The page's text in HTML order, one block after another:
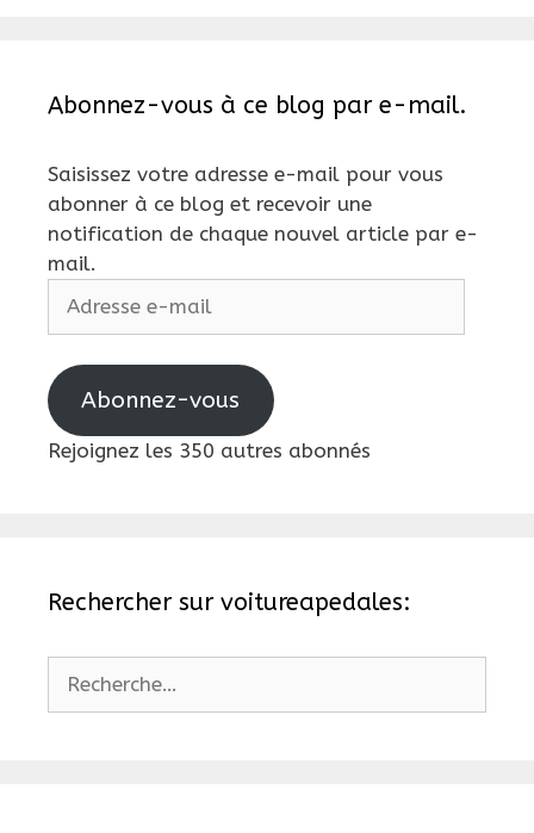
Abonnez-vous à ce blog par e-mail.
Saisissez votre adresse e-mail pour vous
abonner à ce blog et recevoir une
notification de chaque nouvel article par e-
mail.
e-
Abonnez-vous
Rejoignez les 350 autres abonnés
Rechercher sur voitureapedales: